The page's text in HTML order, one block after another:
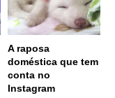
A raposa
doméstica que tem
conta no
Instagram